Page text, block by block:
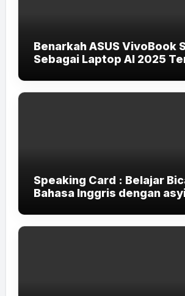
Benarkah ASUS VivoBook
Sebagai Laptop AI 2025
Speaking Card : Belajar
Bahasa Inggris dengan